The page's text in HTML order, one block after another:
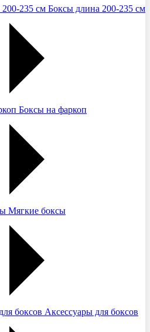
Боксы длина 200-235 см
Боксы на фаркоп
Мягкие боксы
Аксессуары для боксов